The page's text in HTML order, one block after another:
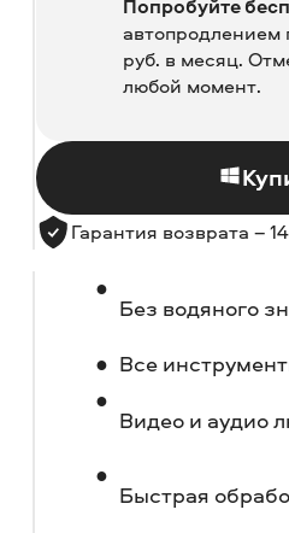
Попробуйте
автопродлением
руб. в месяц.
любой момент.
Гарантия возврата –
Без водяного
Все
Видео и аудио
Быстрая